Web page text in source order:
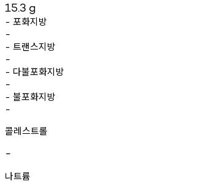
15.3 g
- 포화지방
-
- 트랜스지방
-
- 다불포화지방
-
- 불포화지방
-
콜레스트롤
-
나트륨